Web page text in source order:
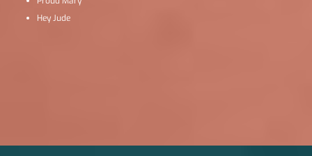
Hey Jude